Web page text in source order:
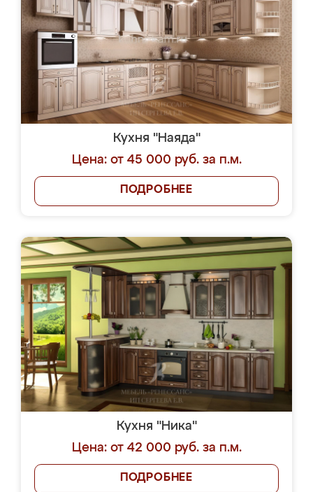
Кухня "Наяда"
Цена: от 45 000 руб. за п.м.
ПОДРОБНЕЕ
Кухня "Ника"
Цена: от 42 000 руб. за п.м.
ПОДРОБНЕЕ